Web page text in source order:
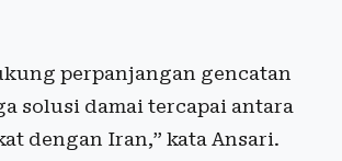
perpanjangan gencatan
solusi damai tercapai antara
dengan Iran,” kata Ansari.